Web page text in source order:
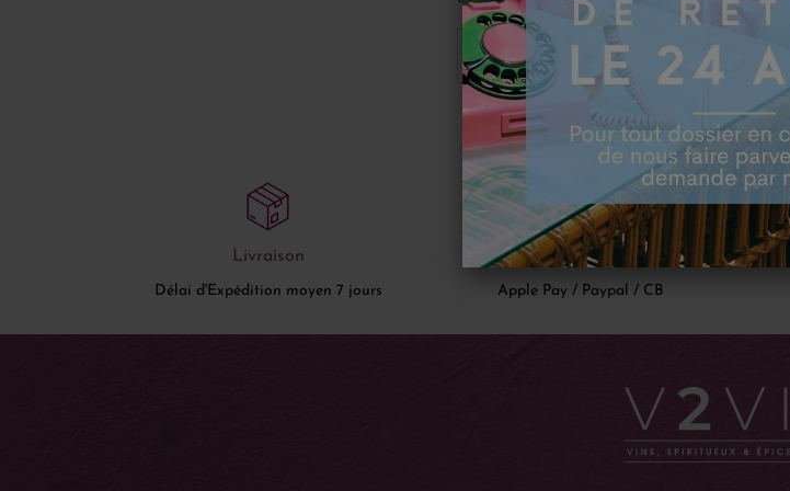
- + Ajouter au panier -
Livraison
Délai d'Expédition moyen 7 jours
Paiement sécurisé
Apple Pay / Paypal / CB